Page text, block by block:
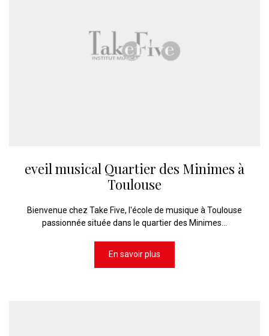
eveil musical Quartier des Minimes à
Toulouse
Bienvenue chez Take Five, l'école de musique à Toulouse
passionnée située dans le quartier des Minimes...
En savoir plus